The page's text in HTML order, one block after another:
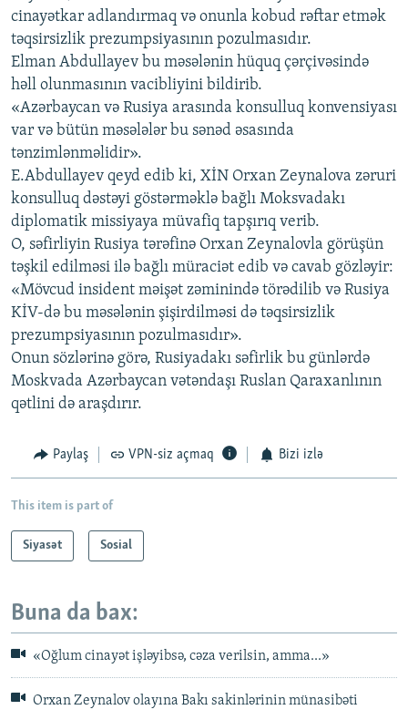
cinayətkar adlandırmaq və onunla kobud rəftar etmək
təqsirsizlik prezumpsiyasının pozulmasıdır.
Elman Abdullayev bu məsələnin hüquq çərçivəsində
həll olunmasının vacibliyini bildirib.
«Azərbaycan və Rusiya arasında konsulluq konvensiyası
var və bütün məsələlər bu sənəd əsasında
tənzimlənməlidir».
E.Abdullayev qeyd edib ki, XİN Orxan Zeynalova zəruri
konsulluq dəstəyi göstərməklə bağlı Moksvadakı
diplomatik missiyaya müvafiq tapşırıq verib.
O, səfirliyin Rusiya tərəfinə Orxan Zeynalovla görüşün
təşkil edilməsi ilə bağlı müraciət edib və cavab gözləyir:
«Mövcud insident məişət zəminində törədilib və Rusiya
KİV-də bu məsələnin şişirdilməsi də təqsirsizlik
prezumpsiyasının pozulmasıdır».
Onun sözlərinə görə, Rusiyadakı səfirlik bu günlərdə
Moskvada Azərbaycan vətəndaşı Ruslan Qaraxanlının
qətlini də araşdırır.
Paylaş VPN-siz açmaq Bizi izlə
This item is part of
Siyasət Sosial
Buna da bax:
«Oğlum cinayət işləyibsə, cəza verilsin, amma...»
Orxan Zeynalov olayına Bakı sakinlərinin münasibəti